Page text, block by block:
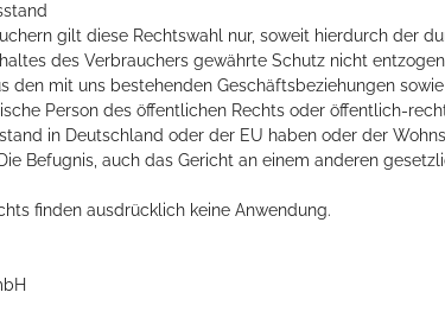
gilt diese Rechtswahl nur, soweit hierdurch der
des Verbrauchers gewährte Schutz nicht
den mit uns bestehenden Geschäftsbeziehungen
Person des öffentlichen Rechts oder öffentlich-
in Deutschland oder der EU haben oder der
Befugnis, auch das Gericht an einem anderen
finden ausdrücklich keine Anwendung.